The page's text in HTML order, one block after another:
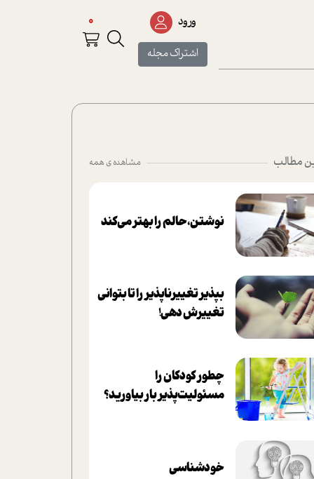
ورود
اشتراک مجله
0
مطالب مشاهده ی همه
نوشتن، حالم را بهتر می‌کند
بپذير تغييرناپذير را تا بتواني
تغييرش دهي!‏
چطور کودکان را
مسئولیت‌پذیر بار بیاورید؟
خودشناسی